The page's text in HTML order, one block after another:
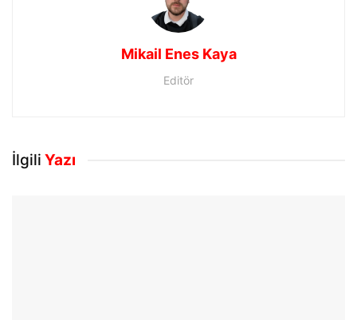
Mikail Enes Kaya
Editör
İlgili Yazı